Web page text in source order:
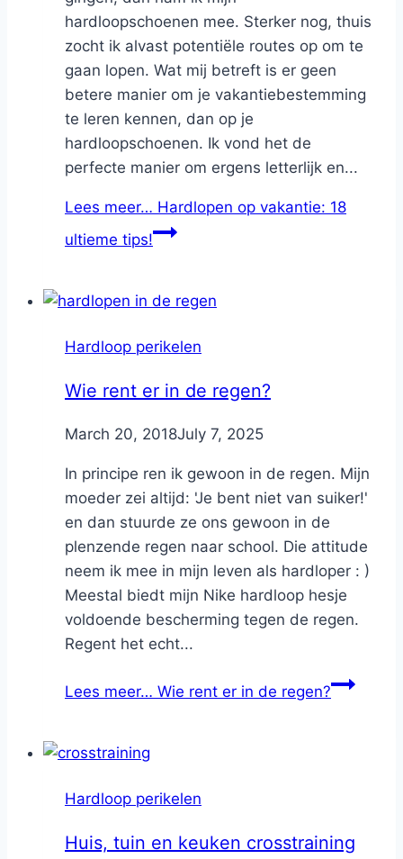
hardloopschoenen mee. Sterker nog, thuis
zocht ik alvast potentiële routes op om te
gaan lopen. Wat mij betreft is er geen
betere manier om je vakantiebestemming
te leren kennen, dan op je
hardloopschoenen. Ik vond het de
perfecte manier om ergens letterlijk en...
Lees meer… Hardlopen op vakantie: 18
ultieme tips!
Hardloop perikelen
Wie rent er in de regen?
ByNicole
March 20, 2018July 7, 2025
In principe ren ik gewoon in de regen. Mijn
moeder zei altijd: 'Je bent niet van suiker!'
en dan stuurde ze ons gewoon in de
plenzende regen naar school. Die attitude
neem ik mee in mijn leven als hardloper : )
Meestal biedt mijn Nike hardloop hesje
voldoende bescherming tegen de regen.
Regent het echt...
Lees meer… Wie rent er in de regen?
Hardloop perikelen
Huis, tuin en keuken crosstraining